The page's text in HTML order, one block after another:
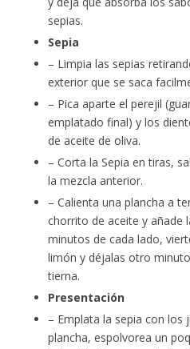
sepias.
Sepia
– Limpia las sepias
exterior que se saca
– Pica aparte el perejil
emplatado final) y los
de aceite de oliva.
– Corta la Sepia en tiras,
la mezcla anterior.
– Calienta una plancha a
chorrito de aceite y añade
minutos de cada lado,
limón y déjalas otro
tierna.
Presentación
– Emplata la sepia con los
plancha, espolvorea un